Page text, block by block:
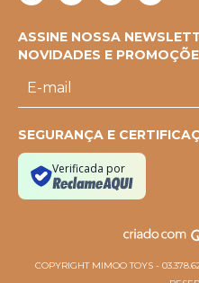
ASSINE NOSSA
NOVIDADES E
SEGURANÇA E
Verificada por
COPYRIGHT MIMOO TOYS -